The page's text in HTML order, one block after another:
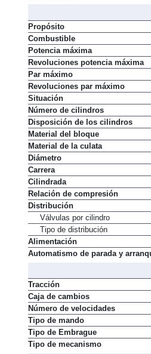
Propósito
Combustible
Potencia máxima
Revoluciones potencia máxima
Par máximo
Revoluciones par máximo
Situación
Número de cilindros
Disposición de los cilindros
Material del bloque
Material de la culata
Diámetro
Carrera
Cilindrada
Relación de compresión
Distribución
Válvulas por cilindro
Tipo de distribución
Alimentación
Automatismo de parada y
Tracción
Caja de cambios
Número de velocidades
Tipo de mando
Tipo de Embrague
Tipo de mecanismo